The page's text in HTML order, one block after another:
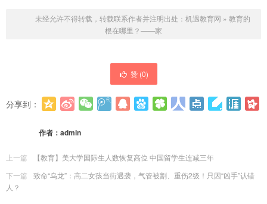
未经允许不得转载，转载联系作者并注明出处： 机遇教育网 » 教育的
根在哪里？——家
赞 (0)
分享到：
作者： admin
上一篇
【教育】美大学国际生人数恢复高位 中国留学生连减三年
下一篇
致命“乌龙”：高二女孩当街遇袭，气管被割、重伤2级！只因“凶手”认错
人？